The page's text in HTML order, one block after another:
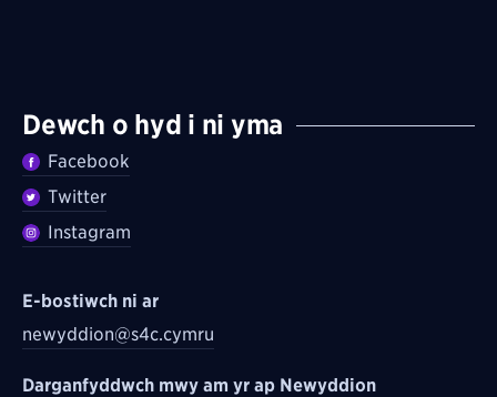
Dewch o hyd i ni yma
Facebook
Twitter
Instagram
E-bostiwch ni ar
newyddion@s4c.cymru
Darganfyddwch mwy am yr ap Newyddion